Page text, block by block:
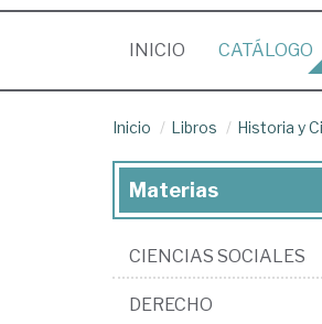
INICIO (CURRENT)
CATÁLOGO
Inicio Libros Historia y
Materias
CIENCIAS SOCIALES
DERECHO